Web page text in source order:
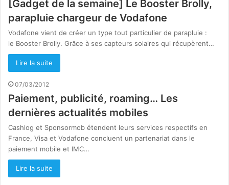
[Gadget de la semaine] Le Booster Brolly,
parapluie chargeur de Vodafone
Vodafone vient de créer un type tout particulier de parapluie :
le Booster Brolly. Grâce à ses capteurs solaires qui récupèrent…
Lire la suite
07/03/2012
Paiement, publicité, roaming… Les
dernières actualités mobiles
Cashlog et Sponsormob étendent leurs services respectifs en
France, Visa et Vodafone concluent un partenariat dans le
paiement mobile et IMC…
Lire la suite